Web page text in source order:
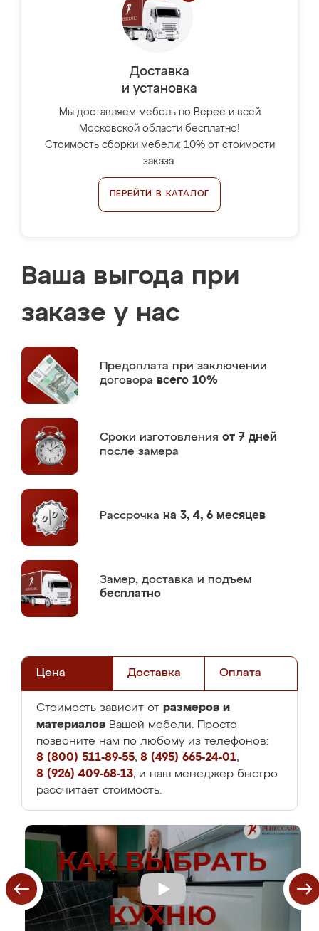
Доставка
и установка
Мы доставляем мебель по Верее и всей
Московской области бесплатно!
Стоимость сборки мебели: 10% от стоимости
заказа.
ПЕРЕЙТИ В КАТАЛОГ
Ваша выгода при
заказе у нас
Предоплата при заключении
договора всего 10%
Сроки изготовления от 7 дней
после замера
Рассрочка на 3, 4, 6 месяцев
Замер, доставка и подъем
бесплатно
Цена Доставка Оплата
Стоимость зависит от размеров и
материалов Вашей мебели. Просто
позвоните нам по любому из телефонов:
8 (800) 511-89-55, 8 (495) 665-24-01,
8 (926) 409-68-13, и наш менеджер быстро
рассчитает стоимость.